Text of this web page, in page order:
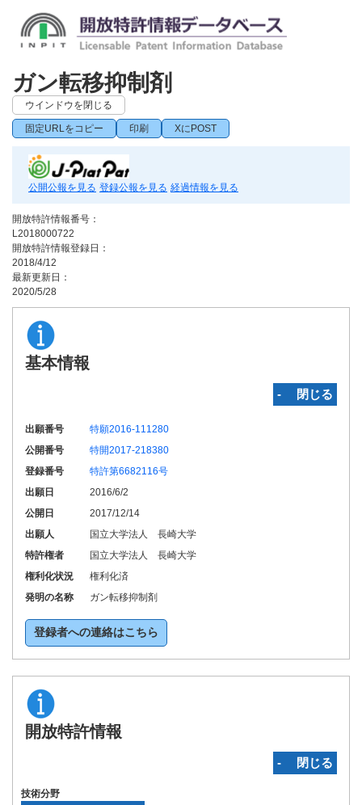
ガン転移抑制剤
ウインドウを閉じる
固定URLをコピー 印刷 XにPOST
公開公報を見る 登録公報を見る 経過情報を見る
開放特許情報番号：
L2018000722
開放特許情報登録日：
2018/4/12
最新更新日：
2020/5/28
基本情報
‐ 閉じる
出願番号
特願2016-111280
公開番号
特開2017-218380
登録番号
特許第6682116号
出願日
2016/6/2
公開日
2017/12/14
出願人
国立大学法人 長崎大学
特許権者
国立大学法人 長崎大学
権利化状況
権利化済
発明の名称
ガン転移抑制剤
登録者への連絡はこちら
開放特許情報
‐ 閉じる
技術分野